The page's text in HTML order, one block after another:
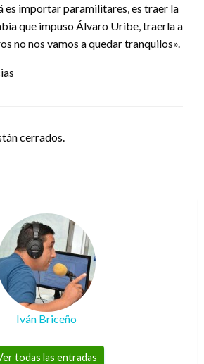
es importar paramilitares, es traer la
que impuso Álvaro Uribe, traerla a
no nos vamos a quedar tranquilos».
cerrados.
Iván Briceño
todas las entradas